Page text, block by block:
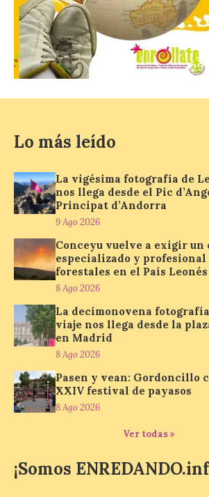
El próximo 12 de agosto
se producirá el fenómeno
natural excepcional que
podrá verse en muchos
puntos de la comarca,
pero hay que recordar que la observación
León de…viaje nos llega
desde el Pic d’Angonella
en el Principat d’Andorra
9 Ago 2026
Nueva edición de León
de…viaje. Una iniciativa
organizado por la sección
juvenil de la Asociación
Enróllate, la Asociación
Conceyu País Llionés y el Diario de
Turismo, Ocio e Información para
jóvenes “Enredando.info”. Miguel Robles
Marimba Ensemble en la
Ponferrada
Lo más leído
La vigésima fotografía de
nos llega desde el Pic
Principat d’Andorra
9 Ago 2026
Conceyu vuelve a exigir
especializado y profesional
forestales en el País Leonés
8 Ago 2026
La decimonovena
viaje nos llega desde la
en Madrid
8 Ago 2026
Pasen y vean: Gordoncillo
XXIV festival de payasos
8 Ago 2026
Ver todas »
¡Somos